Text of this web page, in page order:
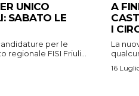
UNICO
SABATO LE
per le
FISI Friuli...
A
I
La
16